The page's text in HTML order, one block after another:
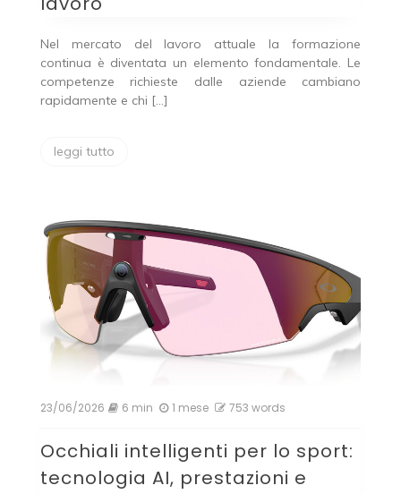
Nel mercato del lavoro attuale la formazione
continua è diventata un elemento fondamentale. Le
competenze richieste dalle aziende cambiano
rapidamente e chi […]
leggi tutto
23/06/2026 6 min 1 mese 753 words
Occhiali intelligenti per lo sport:
tecnologia AI, prestazioni e